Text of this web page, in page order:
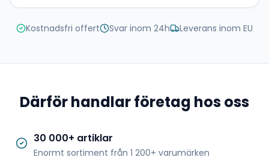
Kostnadsfri offert Svar inom 24h Leverans inom EU
Därför handlar företag hos oss
30 000+ artiklar
Enormt sortiment från 1 200+ varumärken